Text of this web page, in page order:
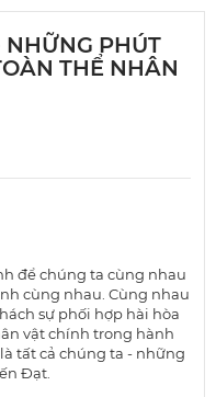
PHÚT
THỂ NHÂN
để chúng ta cùng nhau
cùng nhau. Cùng nhau
sự phối hợp hài hòa
vật chính trong hành
tất cả chúng ta - những
Đạt.